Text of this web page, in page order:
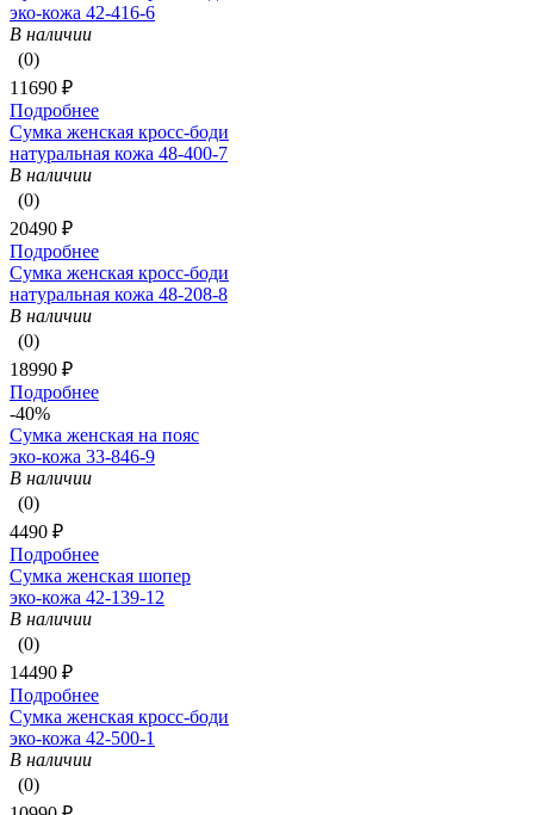
эко-кожа 42-416-6
В наличии
(0)
11690 ₽
Подробнее
Сумка женская кросс-боди
натуральная кожа 48-400-7
В наличии
(0)
20490 ₽
Подробнее
Сумка женская кросс-боди
натуральная кожа 48-208-8
В наличии
(0)
18990 ₽
Подробнее
-40%
Сумка женская на пояс
эко-кожа 33-846-9
В наличии
(0)
4490 ₽
Подробнее
Сумка женская шопер
эко-кожа 42-139-12
В наличии
(0)
14490 ₽
Подробнее
Сумка женская кросс-боди
эко-кожа 42-500-1
В наличии
(0)